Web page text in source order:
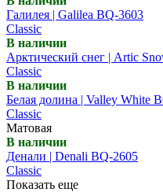
Галилея | Galilea BQ-3603
Classic
В наличии
Арктический снег | Artic
Classic
В наличии
Белая долина | Valley White
Classic
Матовая
В наличии
Денали | Denali BQ-2605
Classic
Показать еще